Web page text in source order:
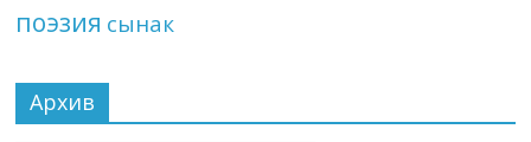
поэзия сынак
Архив